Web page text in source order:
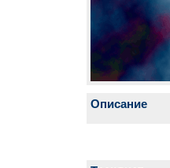
Описание